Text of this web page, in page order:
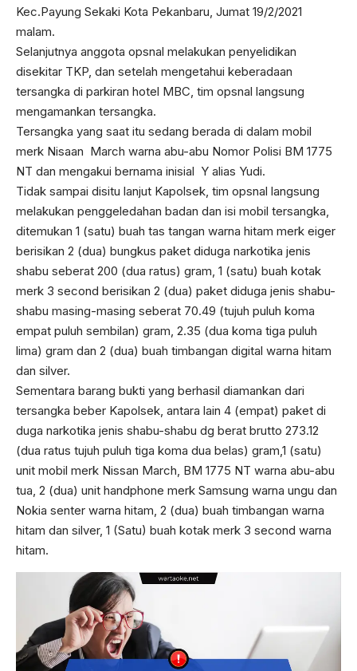
Kec.Payung Sekaki Kota Pekanbaru, Jumat 19/2/2021
malam.
Selanjutnya anggota opsnal melakukan penyelidikan
disekitar TKP, dan setelah mengetahui keberadaan
tersangka di parkiran hotel MBC, tim opsnal langsung
mengamankan tersangka.
Tersangka yang saat itu sedang berada di dalam mobil
merk Nisaan March warna abu-abu Nomor Polisi BM 1775
NT dan mengakui bernama inisial Y alias Yudi.
Tidak sampai disitu lanjut Kapolsek, tim opsnal langsung
melakukan penggeledahan badan dan isi mobil tersangka,
ditemukan 1 (satu) buah tas tangan warna hitam merk eiger
berisikan 2 (dua) bungkus paket diduga narkotika jenis
shabu seberat 200 (dua ratus) gram, 1 (satu) buah kotak
merk 3 second berisikan 2 (dua) paket diduga jenis shabu-
shabu masing-masing seberat 70.49 (tujuh puluh koma
empat puluh sembilan) gram, 2.35 (dua koma tiga puluh
lima) gram dan 2 (dua) buah timbangan digital warna hitam
dan silver.
Sementara barang bukti yang berhasil diamankan dari
tersangka beber Kapolsek, antara lain 4 (empat) paket di
duga narkotika jenis shabu-shabu dg berat brutto 273.12
(dua ratus tujuh puluh tiga koma dua belas) gram,1 (satu)
unit mobil merk Nissan March, BM 1775 NT warna abu-abu
tua, 2 (dua) unit handphone merk Samsung warna ungu dan
Nokia senter warna hitam, 2 (dua) buah timbangan warna
hitam dan silver, 1 (Satu) buah kotak merk 3 second warna
hitam.